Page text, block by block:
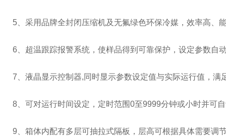
5 、采用品牌全封闭压缩机及无氟绿色环保冷媒，效率高、
6 、超温跟踪报警系统，使样品得到可靠保护，设定参数自
7 、液晶显示控制器,同时显示参数设定值与实际运行值，满
8 、可对运行时间设定，定时范围0至9999分钟或小时并可
9、箱体内配有多层可抽拉式隔板，层高可根据具体需要调